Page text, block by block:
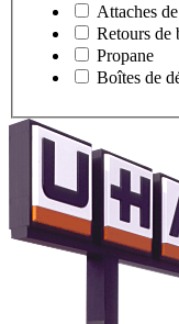
Attaches
Retours de
Propane
Boîtes de